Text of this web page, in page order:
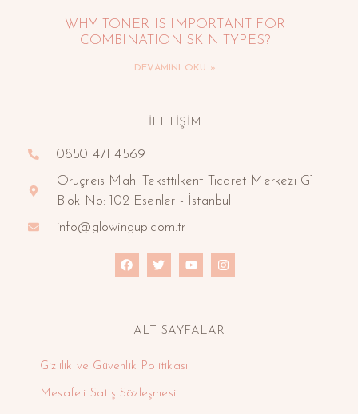
WHY TONER IS IMPORTANT FOR
COMBINATION SKIN TYPES?
DEVAMINI OKU »
İLETİŞİM
0850 471 4569
Oruçreis Mah. Teksttilkent Ticaret Merkezi G1
Blok No: 102 Esenler - İstanbul
info@glowingup.com.tr
ALT SAYFALAR
Gizlilik ve Güvenlik Politikası
Mesafeli Satış Sözleşmesi